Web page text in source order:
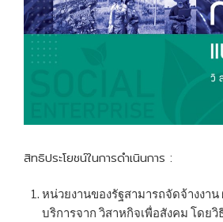
สิทธิประโยชน์ในการดำเนินการ :
หน่วยงานของรัฐสามารถจัดจ้างงา
บริการจาก วิสาหกิจเพื่อสังคม โดยวิ